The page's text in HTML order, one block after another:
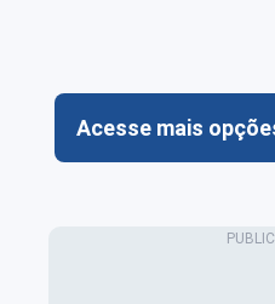
Acesse mais